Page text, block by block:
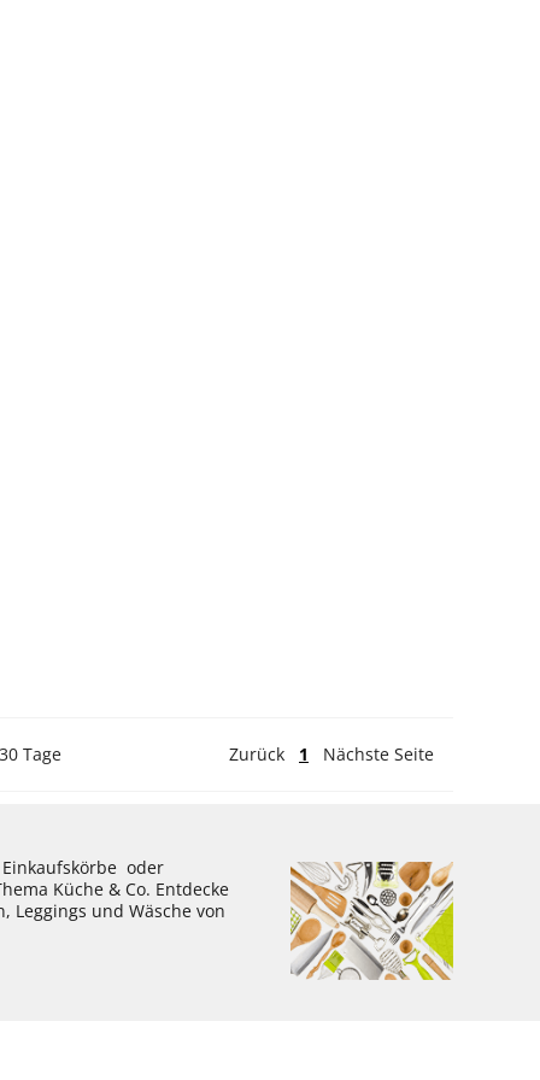
Tage Zurück 1 Nächste Seite
oder
Küche & Co. Entdecke
Leggings und Wäsche von